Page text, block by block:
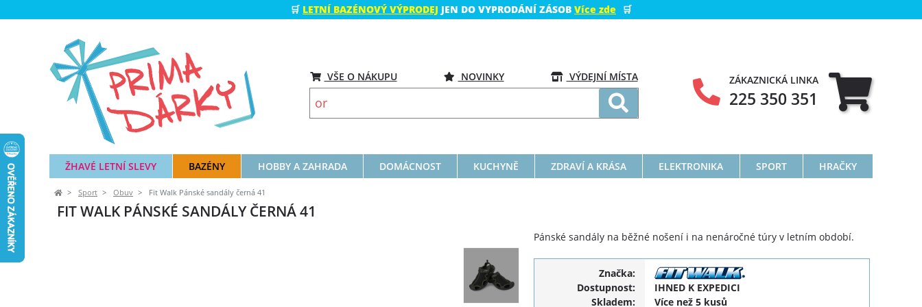
🛒 LETNÍ BAZÉNOVÝ VÝPRODEJ JEN DO VYPRODÁNÍ ZÁSOB Více zde 🛒
VŠE O NÁKUPU NOVINKY VÝDEJNÍ MÍSTA ZÁKAZNICKÁ LINKA
225 350 351
ŽHAVÉ LETNÍ SLEVY BAZÉNY HOBBY A ZAHRADA DOMÁCNOST KUCHYNĚ ZDRAVÍ A KRÁSA ELEKTRONIKA SPORT HRAČKY
Sport Obuv Fit Walk Pánské sandály černá 41
FIT WALK PÁNSKÉ SANDÁLY ČERNÁ 41
Pánské sandály na běžné nošení i na nenáročné túry v letním období.
Značka:
Dostupnost:
IHNED K EXPEDICI
Skladem:
Více než 5 kusů